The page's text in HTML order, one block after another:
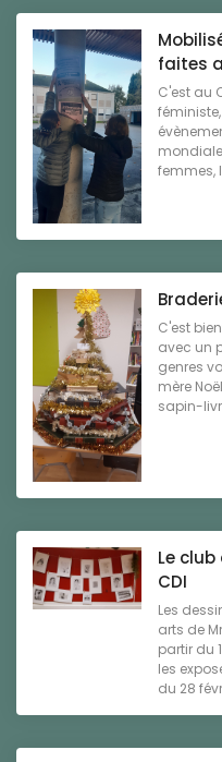
faites
C'est au
femmes,
C'est
avec un
genres
mère
sapin-
Le
CDI
Les
arts de
partir du
les
du 28